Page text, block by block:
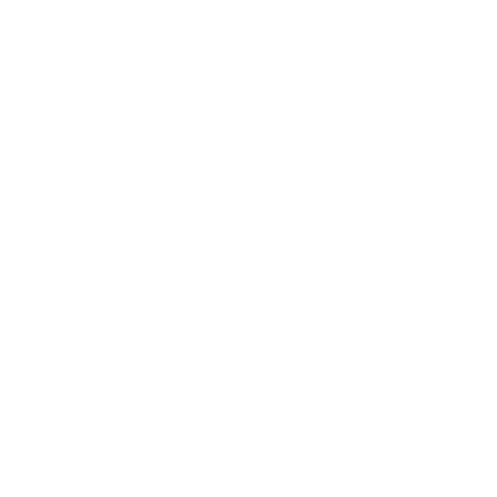
です。
ありません。
です。
ず変更すること